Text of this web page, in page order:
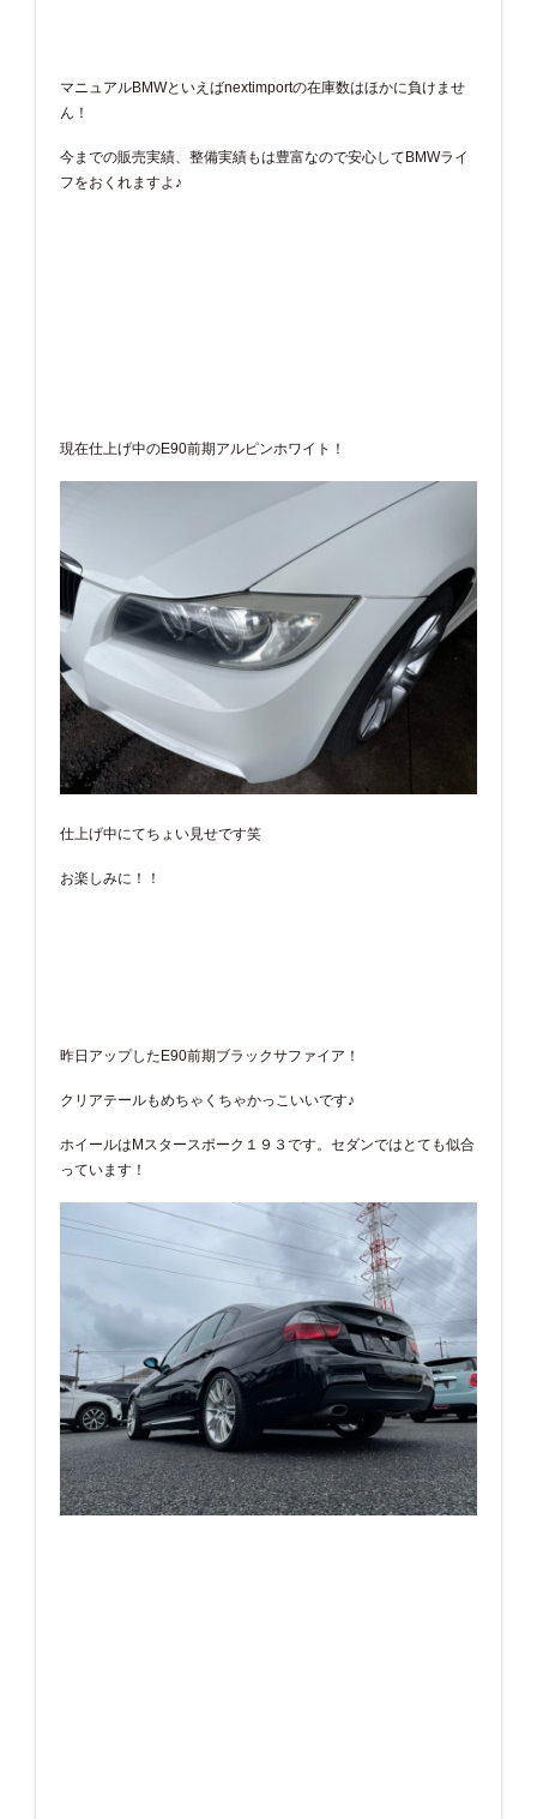
マニュアルBMWといえばnextimportの在庫数はほかに負けませ
ん！
今までの販売実績、整備実績もは豊富なので安心してBMWライ
フをおくれますよ♪
現在仕上げ中のE90前期アルピンホワイト！
仕上げ中にてちょい見せです笑
お楽しみに！！
昨日アップしたE90前期ブラックサファイア！
クリアテールもめちゃくちゃかっこいいです♪
ホイールはMスタースポーク１９３です。セダンではとても似合
っています！